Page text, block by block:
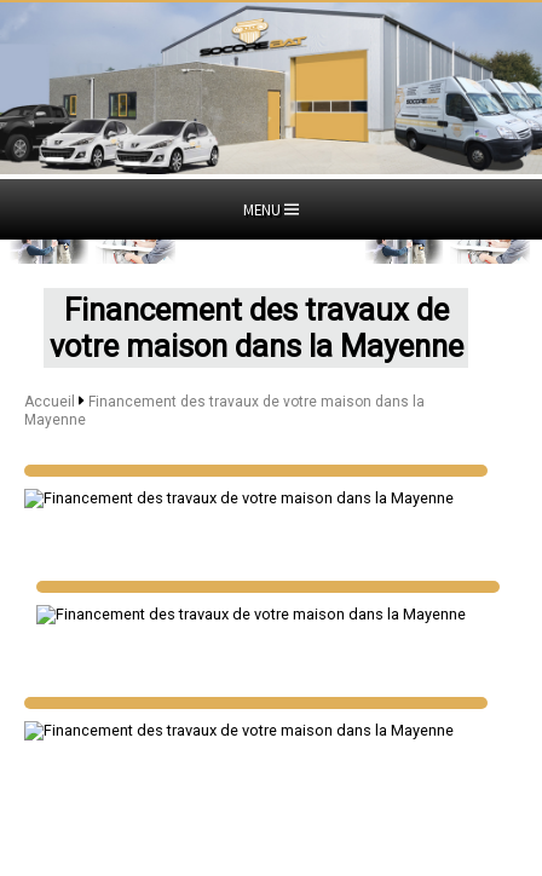
MENU
Financement des travaux de
votre maison dans la Mayenne
Accueil
Financement des travaux de votre maison dans la
Mayenne